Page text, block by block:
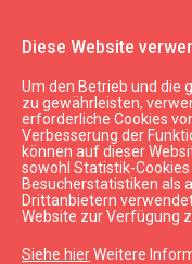
Diese Website
Um den Betrieb und die
zu gewährleisten,
erforderliche Cookies
Verbesserung der
können auf dieser
sowohl Statistik-
Besucherstatistiken als
Drittanbietern
Website zur Verfügung
Siehe hierWeitere
Planen Unterkunft
Hotel "Roze Villa"